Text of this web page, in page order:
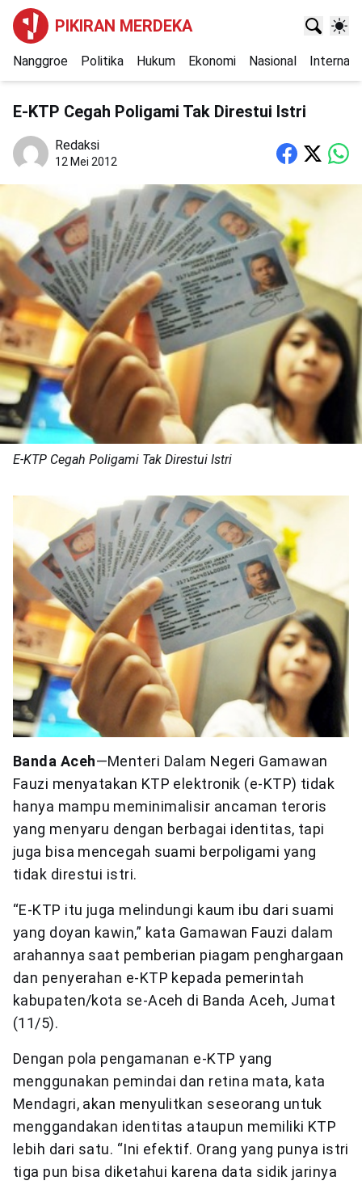
PIKIRAN MERDEKA
Nanggroe Politika Hukum Ekonomi Nasional
E-KTP Cegah Poligami Tak Direstui Istri
Redaksi
12 Mei 2012
E-KTP Cegah Poligami Tak Direstui Istri
Banda Aceh—Menteri Dalam Negeri Gamawan
Fauzi menyatakan KTP elektronik (e-KTP) tidak
hanya mampu meminimalisir ancaman teroris
yang menyaru dengan berbagai identitas, tapi
juga bisa mencegah suami berpoligami yang
tidak direstui istri.
“E-KTP itu juga melindungi kaum ibu dari suami
yang doyan kawin,” kata Gamawan Fauzi dalam
arahannya saat pemberian piagam penghargaan
dan penyerahan e-KTP kepada pemerintah
kabupaten/kota se-Aceh di Banda Aceh, Jumat
(11/5).
Dengan pola pengamanan e-KTP yang
menggunakan pemindai dan retina mata, kata
Mendagri, akan menyulitkan seseorang untuk
menggandakan identitas ataupun memiliki KTP
lebih dari satu. “Ini efektif. Orang yang punya istri
tiga pun bisa diketahui karena data sidik jarinya